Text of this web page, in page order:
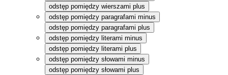
odstęp pomiędzy wierszami plus
odstęp pomiędzy paragrafami minus
odstęp pomiędzy paragrafami plus
odstęp pomiędzy literami minus
odstęp pomiędzy literami plus
odstęp pomiędzy słowami minus
odstęp pomiędzy słowami plus